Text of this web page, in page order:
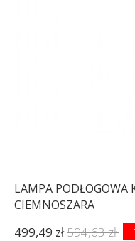
LAMPA PODŁOGOWA
CIEMNOSZARA
499,49 zł594,63 zł -